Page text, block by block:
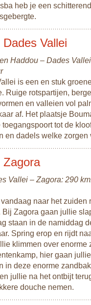
heb je een
Vallei
Haddou – Dades
is een en stuk
Ruige rotspartijen,
en valleien vol
af. Het plaatsje
toegangspoort tot de
en dadels welke zorgen
Zagora
Vallei – Zagora: 290
naar het zuiden
Bij Zagora gaan jullie
staan in de namiddag
Spring erop en rijdt
klimmen over
hier gaan
in deze enorme
jullie na het ontbijt
douche nemen.